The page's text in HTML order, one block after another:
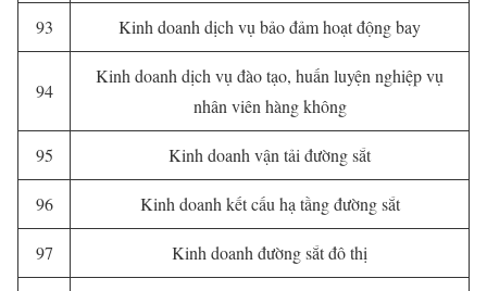
93 Kinh doanh dịch vụ bảo đảm hoạt động bay
94
Kinh doanh dịch vụ đào tạo, huấn luyện nghiệp vụ
nhân viên hàng không
95 Kinh doanh vận tải đường sắt
96 Kinh doanh kết cấu hạ tầng đường sắt
97 Kinh doanh đường sắt đô thị